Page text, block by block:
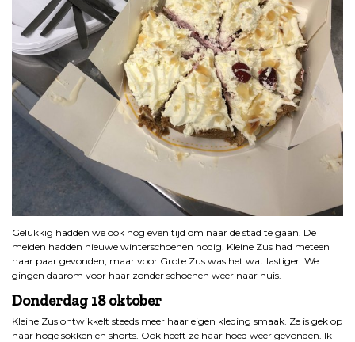
Gelukkig hadden we ook nog even tijd om naar de stad te gaan. De
meiden hadden nieuwe winterschoenen nodig. Kleine Zus had meteen
haar paar gevonden, maar voor Grote Zus was het wat lastiger. We
gingen daarom voor haar zonder schoenen weer naar huis.
Donderdag 18 oktober
Kleine Zus ontwikkelt steeds meer haar eigen kleding smaak. Ze is gek op
haar hoge sokken en shorts. Ook heeft ze haar hoed weer gevonden. Ik